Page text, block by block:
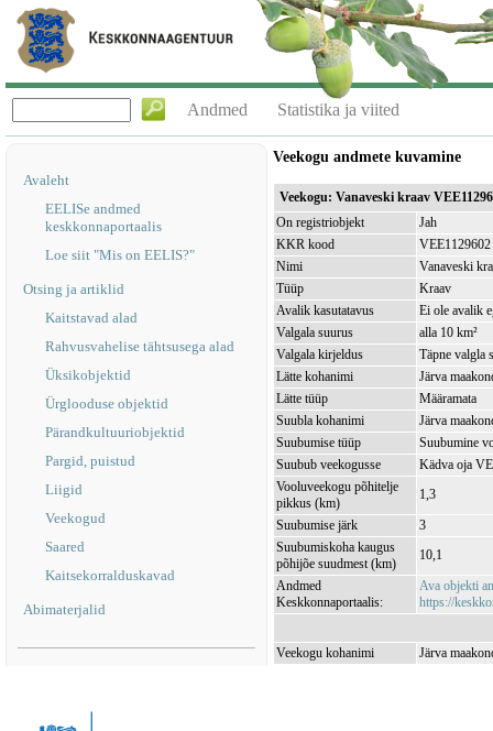
Andmed Statistika ja viited
Avaleht
EELISe andmed
keskkonnaportaalis
Loe siit "Mis on EELIS?"
Otsing ja artiklid
Kaitstavad alad
Rahvusvahelise tähtsusega alad
Üksikobjektid
Ürglooduse objektid
Pärandkultuuriobjektid
Pargid, puistud
Liigid
Veekogud
Saared
Kaitsekorralduskavad
Abimaterjalid
Veekogu andmete kuvamine
Veekogu: Vanaveski kraav
On registriobjekt
Jah
KKR kood
VEE1129602
Nimi
Vanaveski
Tüüp
Kraav
Avalik kasutatavus
Ei ole avalik
Valgala suurus
alla 10 km²
Valgala kirjeldus
Täpne valgla
Lätte kohanimi
Järva
Lätte tüüp
Määramata
Suubla kohanimi
Järva
Suubumise tüüp
Suubumine
Suubub veekogusse
Kädva oja
Vooluveekogu põhitelje
pikkus (km)
1,3
Suubumise järk
3
Suubumiskoha kaugus
põhijõe suudmest (km)
10,1
Andmed
Keskkonnaportaalis:
Ava objekti
https://
Veekogu kohanimi Järva